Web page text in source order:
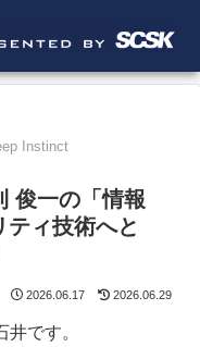
Instinct
俊一の「情報
ィ技術へと
2026.06.17 2026.06.29
です。